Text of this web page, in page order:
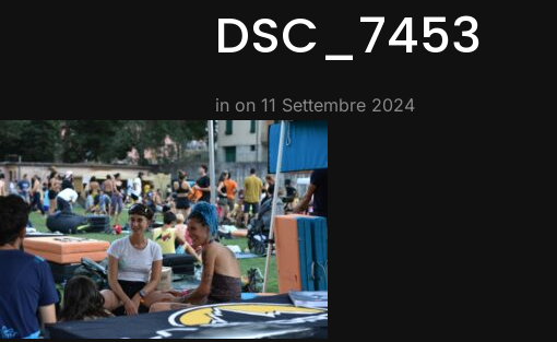
DSC_7453
in on 11 Settembre 2024